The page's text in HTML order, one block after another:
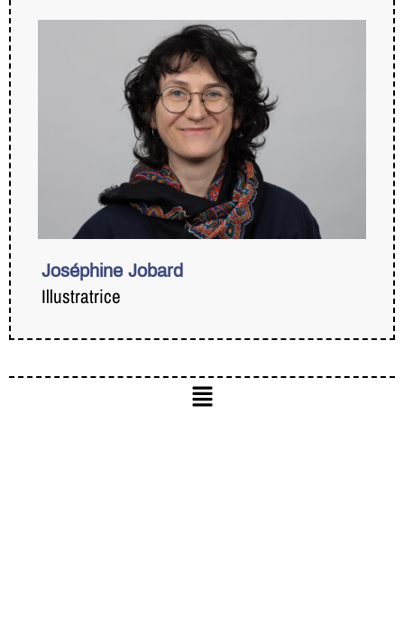
Joséphine Jobard
Illustratrice